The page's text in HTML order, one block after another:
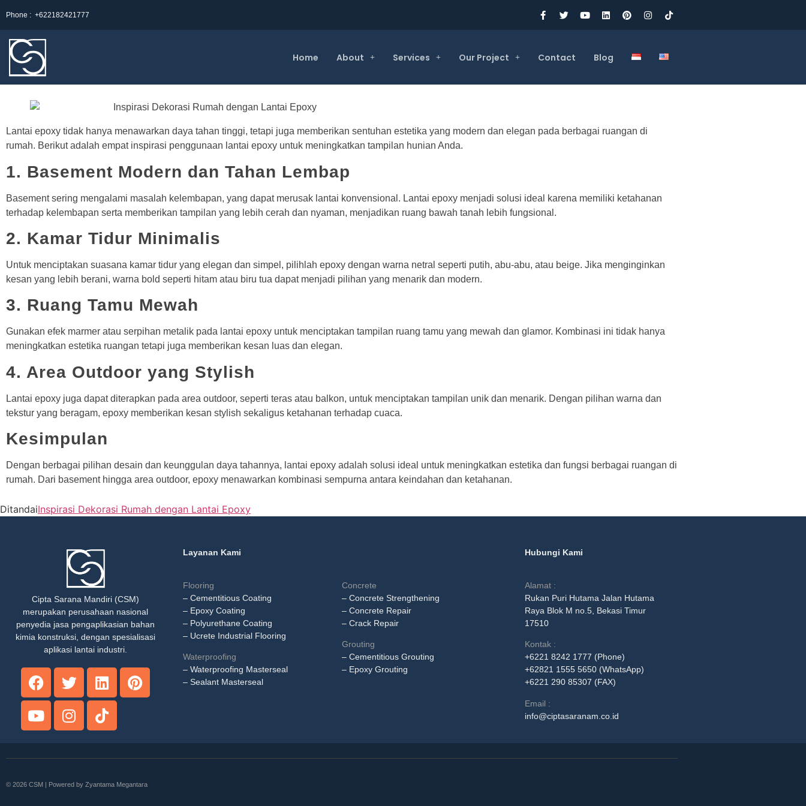
Phone : +622182421777
Home About Services Our Project Contact Blog
Lantai epoxy tidak hanya menawarkan daya tahan tinggi, tetapi juga memberikan sentuhan estetika yang modern dan elegan pada berbagai ruangan di
rumah. Berikut adalah empat inspirasi penggunaan lantai epoxy untuk meningkatkan tampilan hunian Anda.
1. Basement Modern dan Tahan Lembap
Basement sering mengalami masalah kelembapan, yang dapat merusak lantai konvensional. Lantai epoxy menjadi solusi ideal karena memiliki ketahanan
terhadap kelembapan serta memberikan tampilan yang lebih cerah dan nyaman, menjadikan ruang bawah tanah lebih fungsional.
2. Kamar Tidur Minimalis
Untuk menciptakan suasana kamar tidur yang elegan dan simpel, pilihlah epoxy dengan warna netral seperti putih, abu-abu, atau beige. Jika menginginkan
kesan yang lebih berani, warna bold seperti hitam atau biru tua dapat menjadi pilihan yang menarik dan modern.
3. Ruang Tamu Mewah
Gunakan efek marmer atau serpihan metalik pada lantai epoxy untuk menciptakan tampilan ruang tamu yang mewah dan glamor. Kombinasi ini tidak hanya
meningkatkan estetika ruangan tetapi juga memberikan kesan luas dan elegan.
4. Area Outdoor yang Stylish
Lantai epoxy juga dapat diterapkan pada area outdoor, seperti teras atau balkon, untuk menciptakan tampilan unik dan menarik. Dengan pilihan warna dan
tekstur yang beragam, epoxy memberikan kesan stylish sekaligus ketahanan terhadap cuaca.
Kesimpulan
Dengan berbagai pilihan desain dan keunggulan daya tahannya, lantai epoxy adalah solusi ideal untuk meningkatkan estetika dan fungsi berbagai ruangan di
rumah. Dari basement hingga area outdoor, epoxy menawarkan kombinasi sempurna antara keindahan dan ketahanan.
DitandaiInspirasi Dekorasi Rumah dengan Lantai Epoxy
Cipta Sarana Mandiri (CSM)
merupakan perusahaan nasional
penyedia jasa pengaplikasian bahan
kimia konstruksi, dengan spesialisasi
aplikasi lantai industri.
Layanan Kami
Flooring
– Cementitious Coating
– Epoxy Coating
– Polyurethane Coating
– Ucrete Industrial Flooring
Waterproofing
– Waterproofing Masterseal
– Sealant Masterseal
Concrete
– Concrete Strengthening
– Concrete Repair
– Crack Repair
Grouting
– Cementitious Grouting
– Epoxy Grouting
Hubungi Kami
Alamat :
Rukan Puri Hutama Jalan Hutama
Raya Blok M no.5, Bekasi Timur
17510
Kontak :
+6221 8242 1777 (Phone)
+62821 1555 5650 (WhatsApp)
+6221 290 85307 (FAX)
Email :
info@ciptasaranam.co.id
© 2026 CSM | Powered by Zyantama Megantara